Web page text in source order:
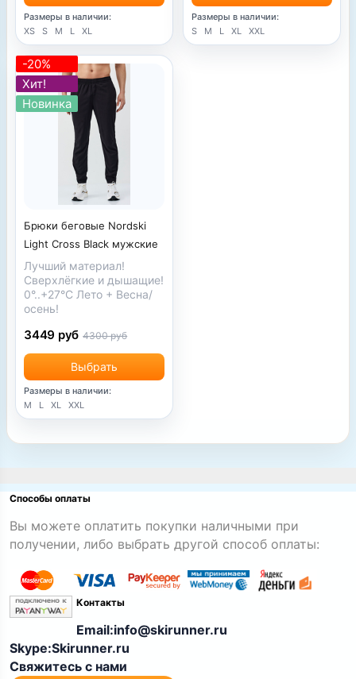
Размеры в наличии:
XS
S M L XL
Размеры в наличии:
S
M L XL XXL
-20%
Хит!
Новинка
Брюки беговые Nordski
Light Cross Black мужские
Лучший материал!
Сверхлёгкие и дышащие!
0°..+27°С Лето + Весна/
осень!
Выбрать
3449 руб 4300 руб
Размеры в наличии:
M
L XL XXL
Способы оплаты
Вы можете оплатить покупки наличными при
получении, либо выбрать другой способ оплаты:
Контакты
Email:info@skirunner.ru
Skype:Skirunner.ru
Свяжитесь с нами